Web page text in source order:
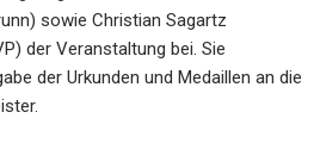
sowie Christian Sagartz
der Veranstaltung bei. Sie
der Urkunden und Medaillen an die